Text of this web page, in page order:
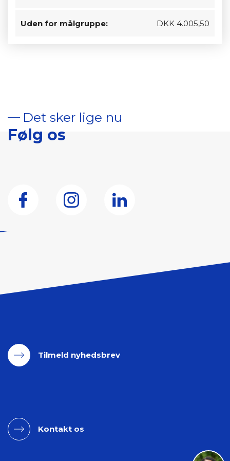
Uden for målgruppe: DKK 4.005,50
Det sker lige nu
Følg os
Tilmeld nyhedsbrev
Kontakt os